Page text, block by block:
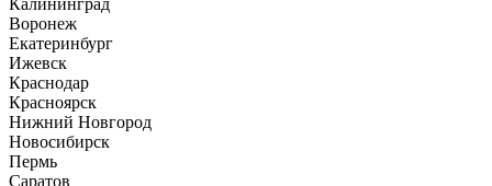
Калининград
Воронеж
Екатеринбург
Ижевск
Краснодар
Красноярск
Нижний Новгород
Новосибирск
Пермь
Саратов